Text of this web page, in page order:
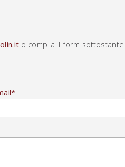
o compila il form
*